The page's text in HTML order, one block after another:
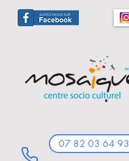
07 82 03 64 93